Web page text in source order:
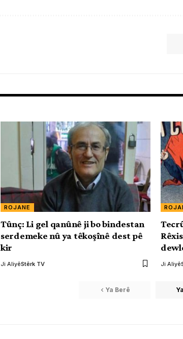
ROJANE
Tûnç: Li gel qanûnê ji bo bindestan
serdemeke nû ya têkoşînê dest pê
kir
Ji AliyêStêrk TV Ji Aliyê
Ya Berê